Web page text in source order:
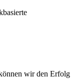
wir den Erfolg